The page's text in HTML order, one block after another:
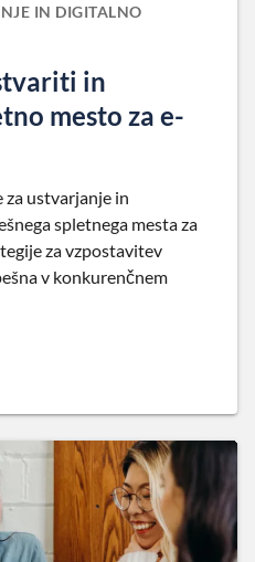
IN DIGITALNO
in
mesto za e-
za ustvarjanje in
spletnega mesta za
za vzpostavitev
v konkurenčnem